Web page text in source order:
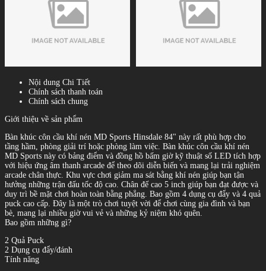
Nội dung Chi Tiết
Chính sách thanh toán
Chính sách chung
Giới thiệu về sản phẩm
Bàn khúc côn cầu khí nén MD Sports Hinsdale 84" này rất phù hợp cho
tầng hầm, phòng giải trí hoặc phòng làm việc. Bàn khúc côn cầu khí nén
MD Sports này có bảng điểm và đồng hồ bấm giờ kỹ thuật số LED tích hợp
với hiệu ứng âm thanh arcade để theo dõi diễn biến và mang lại trải nghiệm
arcade chân thực. Khu vực chơi giảm ma sát bằng khí nén giúp bạn tận
hưởng những trận đấu tốc độ cao. Chân đế cao 5 inch giúp bạn đạt được và
duy trì bề mặt chơi hoàn toàn bằng phẳng. Bao gồm 4 dụng cụ đẩy và 4 quả
puck cao cấp. Đây là một trò chơi tuyệt vời để chơi cùng gia đình và bạn
bè, mang lại nhiều giờ vui vẻ và những kỷ niệm khó quên.
Bao gồm những gì?
2 Quả Puck
2 Dụng cụ đẩy/đánh
Tính năng